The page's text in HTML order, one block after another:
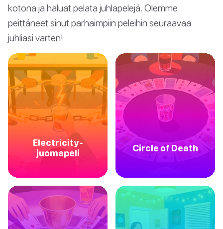
kotona ja haluat pelata juhlapelejä. Olemme
peittäneet sinut parhaimpiin peleihin seuraavaa
juhliasi varten!
Electricity-
juomapeli
Circle of Death